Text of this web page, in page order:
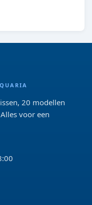
20 modellen
voor een